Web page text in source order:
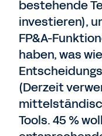
bestehende
investieren),
FP&A-
haben, was
(Derzeit
Tools. 45 %